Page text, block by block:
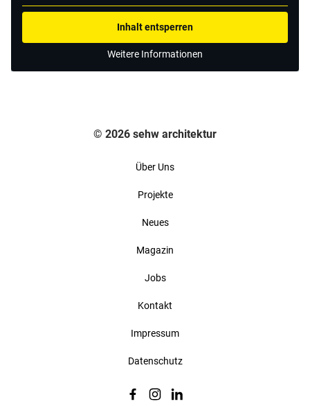
Inhalt entsperren
Weitere Informationen
© 2026 sehw architektur
Über Uns
Projekte
Neues
Magazin
Jobs
Kontakt
Impressum
Datenschutz